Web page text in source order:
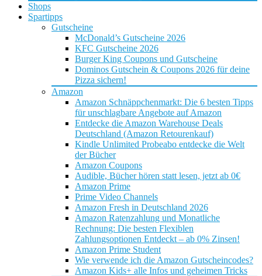
Shops
Spartipps
Gutscheine
McDonald’s Gutscheine 2026
KFC Gutscheine 2026
Burger King Coupons und Gutscheine
Dominos Gutschein & Coupons 2026 für deine
Pizza sichern!
Amazon
Amazon Schnäppchenmarkt: Die 6 besten Tipps
für unschlagbare Angebote auf Amazon
Entdecke die Amazon Warehouse Deals
Deutschland (Amazon Retourenkauf)
Kindle Unlimited Probeabo entdecke die Welt
der Bücher
Amazon Coupons
Audible, Bücher hören statt lesen, jetzt ab 0€
Amazon Prime
Prime Video Channels
Amazon Fresh in Deutschland 2026
Amazon Ratenzahlung und Monatliche
Rechnung: Die besten Flexiblen
Zahlungsoptionen Entdeckt – ab 0% Zinsen!
Amazon Prime Student
Wie verwende ich die Amazon Gutscheincodes?
Amazon Kids+ alle Infos und geheimen Tricks